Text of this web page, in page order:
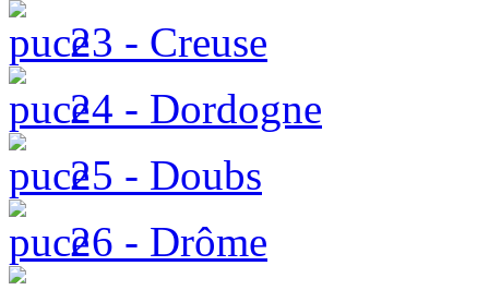
23 - Creuse
24 - Dordogne
25 - Doubs
26 - Drôme